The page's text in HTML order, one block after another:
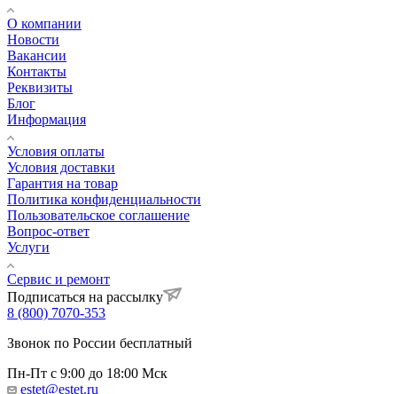
О компании
Новости
Вакансии
Контакты
Реквизиты
Блог
Информация
Условия оплаты
Условия доставки
Гарантия на товар
Политика конфиденциальности
Пользовательское соглашение
Вопрос-ответ
Услуги
Сервис и ремонт
Подписаться на рассылку
8 (800) 7070-353
Звонок по России бесплатный
Пн-Пт с 9:00 до 18:00 Мск
estet@estet.ru